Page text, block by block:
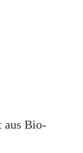
aus Bio-